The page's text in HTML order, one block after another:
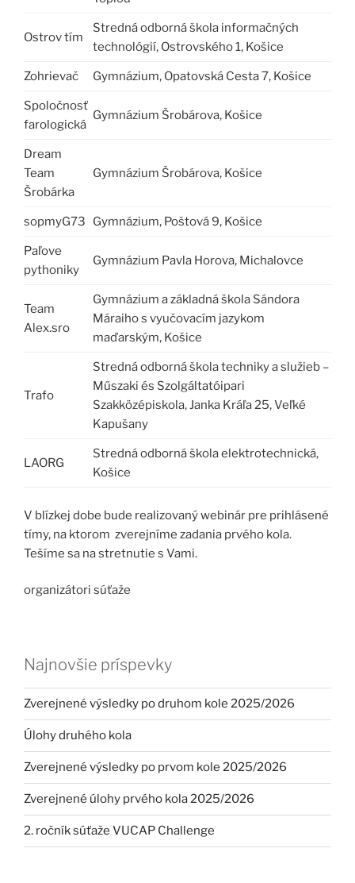
Ostrov tím
Stredná odborná škola informačných
technológií, Ostrovského 1, Košice
Zohrievač Gymnázium, Opatovská Cesta 7, Košice
Spoločnosť
farologická
Gymnázium Šrobárova, Košice
Dream
Team
Šrobárka
Gymnázium Šrobárova, Košice
sopmyG73 Gymnázium, Poštová 9, Košice
Paľove
pythoniky
Gymnázium Pavla Horova, Michalovce
Team
Alex.sro
Gymnázium a základná škola Sándora
Máraiho s vyučovacím jazykom
maďarským, Košice
Trafo
Stredná odborná škola techniky a služieb –
Műszaki és Szolgáltatóipari
Szakközépiskola, Janka Kráľa 25, Veľké
Kapušany
LAORG
Stredná odborná škola elektrotechnická,
Košice
V blízkej dobe bude realizovaný webinár pre prihlásené
tímy, na ktorom zverejníme zadania prvého kola.
Tešíme sa na stretnutie s Vami.
organizátori súťaže
Najnovšie príspevky
Zverejnené výsledky po druhom kole 2025/2026
Úlohy druhého kola
Zverejnené výsledky po prvom kole 2025/2026
Zverejnené úlohy prvého kola 2025/2026
2. ročník súťaže VUCAP Challenge